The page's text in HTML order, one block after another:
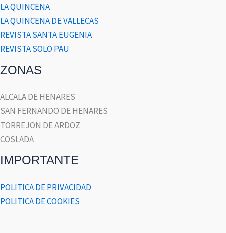
LA QUINCENA
LA QUINCENA DE VALLECAS
REVISTA SANTA EUGENIA
REVISTA SOLO PAU
ZONAS
ALCALA DE HENARES
SAN FERNANDO DE HENARES
TORREJON DE ARDOZ
COSLADA
IMPORTANTE
POLITICA DE PRIVACIDAD
POLITICA DE COOKIES